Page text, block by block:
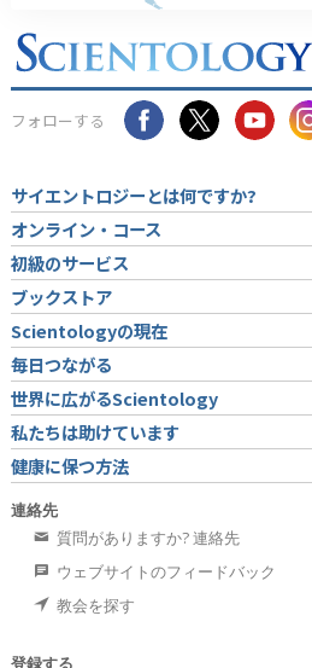
フォローする
サイエントロジーとは何ですか?
オンライン・コース
初級のサービス
ブックストア
Scientologyの現在
毎日つながる
世界に広がるScientology
私たちは助けています
健康に保つ方法
連絡先
質問がありますか? 連絡先
ウェブサイトのフィードバック
教会を探す
登録する